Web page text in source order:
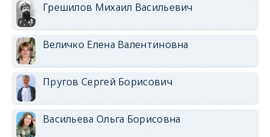
Грешилов Михаил Васильевич
Величко Елена Валентиновна
Пругов Сергей Борисович
Васильева Ольга Борисовна